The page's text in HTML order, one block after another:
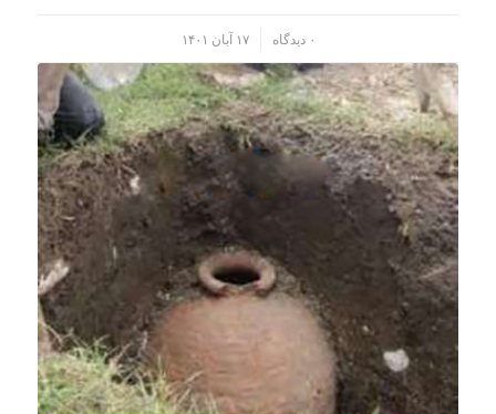
۰ دیدگاه ۱۷ آبان ۱۴۰۱